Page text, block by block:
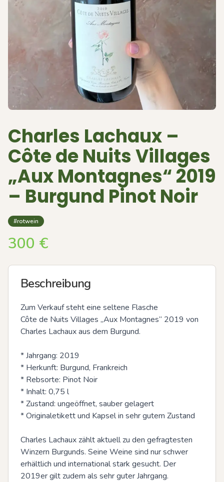
Charles Lachaux –
Côte de Nuits Villages
„Aux Montagnes“ 2019
– Burgund Pinot Noir
#rotwein
300 €
Beschreibung
Zum Verkauf steht eine seltene Flasche
Côte de Nuits Villages „Aux Montagnes“ 2019 von
Charles Lachaux aus dem Burgund.
* Jahrgang: 2019
* Herkunft: Burgund, Frankreich
* Rebsorte: Pinot Noir
* Inhalt: 0,75 l
* Zustand: ungeöffnet, sauber gelagert
* Originaletikett und Kapsel in sehr gutem Zustand
Charles Lachaux zählt aktuell zu den gefragtesten
Winzern Burgunds. Seine Weine sind nur schwer
erhältlich und international stark gesucht. Der
2019er gilt zudem als sehr guter Jahrgang.